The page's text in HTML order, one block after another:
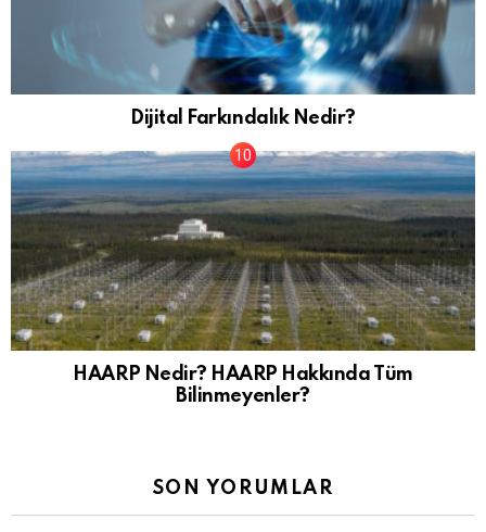
Dijital Farkındalık Nedir?
HAARP Nedir? HAARP Hakkında Tüm
Bilinmeyenler?
SON YORUMLAR